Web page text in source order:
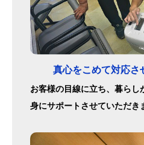
真心をこめて対応さ
お客様の目線に立ち、暮ら
身にサポートさせていただき